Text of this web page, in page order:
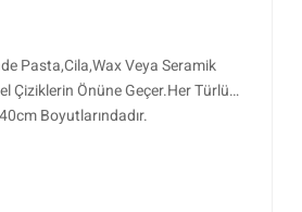
Pasta,Cila,Wax Veya Seramik
Çiziklerin Önüne Geçer.Her Türlü
Boyutlarındadır.